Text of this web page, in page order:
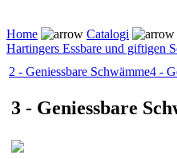
Home Catalogi
Hartingers Essbare und giftigen
2 - Geniessbare Schwämme4 -
3 - Geniessbare